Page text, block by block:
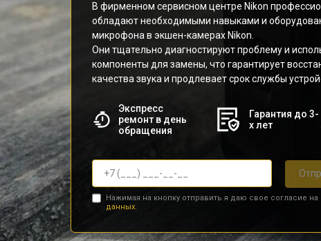
В фирменном сервисном центре Nikon
обладают необходимыми навыками и
микрофона в экшен-камерах Nikon.
Они тщательно диагностируют проблему и
компоненты для замены, что гарантирует
качества звука и продлевает срок службы
Экспресс
ремонт в день
обращения
Гарантия до 3-
х лет
Нажимая на кнопку отправить я даю свое согласие на
данных.